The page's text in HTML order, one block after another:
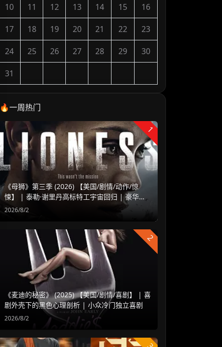
10 11 12 13 14 15 16
17 18 19 20 21 22 23
24 25 26 27 28 29 30
31
🔥一周热门
1
《母狮》第三季 (2026) 【美国/剧情/动作/惊
悚】 | 泰勒·谢里丹高标特工宇宙回归 | 豪华阵
容延续高水准硬核谍战
2026/8/2
2
《麦迪的秘密》 (2025) 【美国/剧情/喜剧】 | 喜
剧外壳下的黑色心理剖析 | 小众冷门独立喜剧
2026/8/2